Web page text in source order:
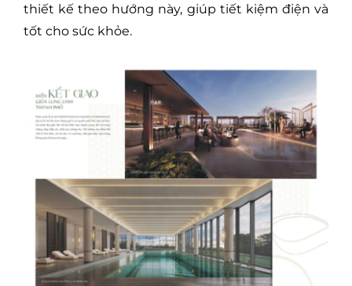
thiết kế theo hướng này, giúp tiết kiệm điện và
tốt cho sức khỏe.